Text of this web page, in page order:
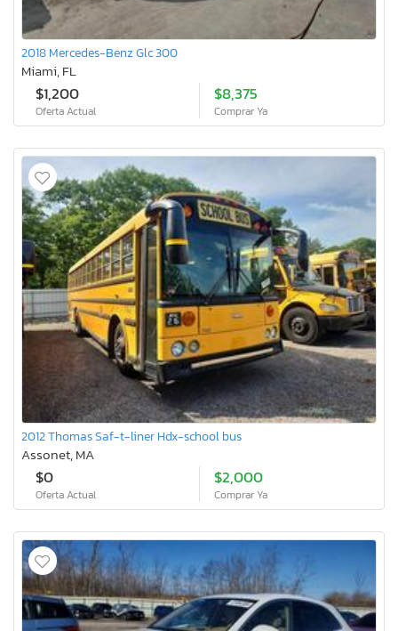
2018 Mercedes-Benz Glc 300
Miami, FL
$1,200
Oferta Actual
$8,375
Comprar Ya
2012 Thomas Saf-t-liner Hdx-school bus
Assonet, MA
$0
Oferta Actual
$2,000
Comprar Ya